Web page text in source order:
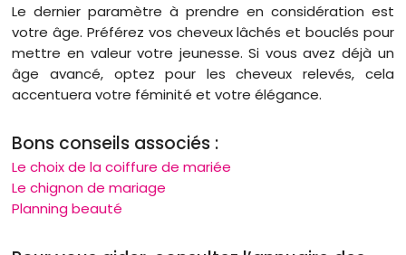
Le dernier paramètre à prendre en considération est
votre âge. Préférez vos cheveux lâchés et bouclés pour
mettre en valeur votre jeunesse. Si vous avez déjà un
âge avancé, optez pour les cheveux relevés, cela
accentuera votre féminité et votre élégance.
Bons conseils associés :
Le choix de la coiffure de mariée
Le chignon de mariage
Planning beauté